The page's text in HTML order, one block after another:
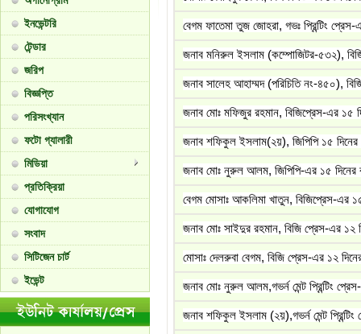
ইনভেন্টরি
টেন্ডার
জরিপ
বিজ্ঞপ্তি
পরিসংখ্যান
ফটো গ্যালারী
মিডিয়া
প্রতিক্রিয়া
যোগাযোগ
সংবাদ
সিটিজেন চার্ট
ইভেন্ট
বেগম ফাতেমা তুজ জোহরা, গভঃ প্রিন্টিং প্রেস-
জনাব মনিরুল ইসলাম (কম্পোজিটর-৫৩২),
জনাব সালেহ আহাম্মদ (পরিচিতি নং-৪৫০),
জনাব মোঃ মফিজুর রহমান, বিজিপ্রেস-এর ১৫
জনাব শফিকুল ইসলাম(২য়), জিপিপি ১৫ দিনের
জনাব মোঃ নুরুল আলম, জিপিপি-এর ১৫ দিনের
বেগম মোসাঃ আকলিমা খাতুন, বিজিপ্রেস-এর
জনাব মোঃ সাইদুর রহমান, বিজি প্রেস-এর ১২
মোসাঃ দেলরুবা বেগম, বিজি প্রেস-এর ১২
জনাব মোঃ নুরুল আলম,গভর্ন মেন্ট প্রিন্টিং
জনাব শফিকুল ইসলাম (২য়),গভর্ন মেন্ট